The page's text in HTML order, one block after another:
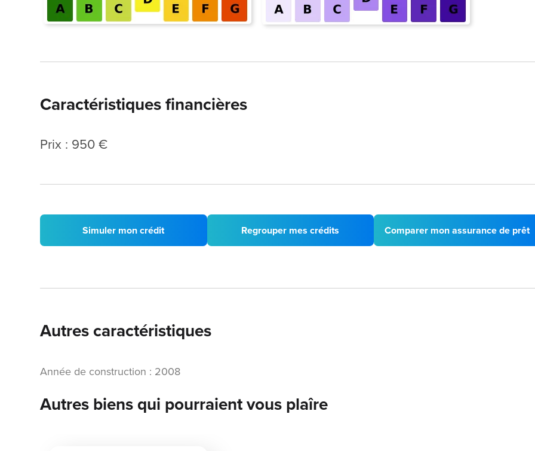
Caractéristiques financières
Prix : 950 €
Simuler mon crédit Regrouper mes crédits Comparer mon assurance de prêt
Autres caractéristiques
Année de construction : 2008
Autres biens qui pourraient vous plaîre